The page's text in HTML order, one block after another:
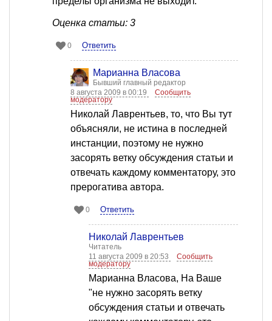
Оценка статьи: 3
0 Ответить
Марианна Власова
Бывший главный редактор
8 августа 2009 в 00:19
Сообщить
модератору
Николай Лаврентьев, то, что Вы тут
объясняли, не истина в последней
инстанции, поэтому не нужно
засорять ветку обсуждения статьи и
отвечать каждому комментатору, это
прерогатива автора.
0 Ответить
Николай Лаврентьев
Читатель
11 августа 2009 в 20:53
Сообщить
модератору
Марианна Власова, На Ваше
"не нужно засорять ветку
обсуждения статьи и отвечать